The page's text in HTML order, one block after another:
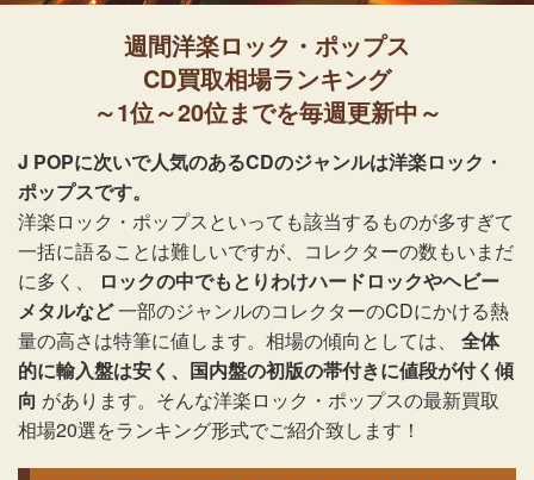
週間洋楽ロック・ポップス
CD買取相場ランキング
～1位～20位までを毎週更新中～
J POPに次いで人気のあるCDのジャンルは洋楽ロック・
ポップスです。
洋楽ロック・ポップスといっても該当するものが多すぎて
一括に語ることは難しいですが、コレクターの数もいまだ
に多く、
ロックの中でもとりわけハードロックやヘビー
メタルなど一部のジャンルのコレクターのCDにかける熱
量の高さは特筆に値します。相場の傾向としては、
全体
的に輸入盤は安く、国内盤の初版の帯付きに値段が付く傾
向 があります。そんな洋楽ロック・ポップスの最新買取
相場20選をランキング形式でご紹介致します！